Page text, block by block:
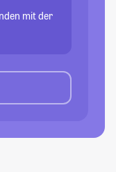
mit der